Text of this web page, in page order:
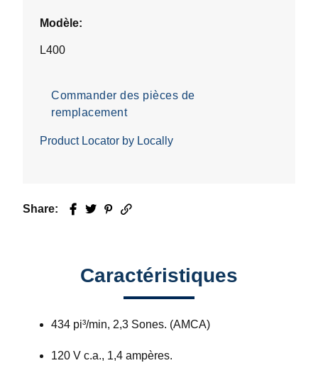
Modèle:
L400
Commander des pièces de
remplacement
Product Locator by Locally
Share: Facebook
TwitterPinterest
Email
Caractéristiques
434 pi³/min, 2,3 Sones. (AMCA)
120 V c.a., 1,4 ampères.